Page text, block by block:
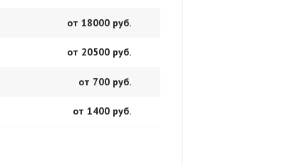
от 18000 руб.
от 20500 руб.
от 700 руб.
от 1400 руб.